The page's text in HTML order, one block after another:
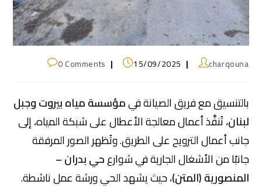
charqouna
15/09/2025
0 Comments
بالتنسيق مع فريق الصيانة فيمؤسسة مياه بيروت وجبل
لبنان، تُنفَّذ أعمال معالجة الأعطال على شبكة المياه، إلى
جانب أعمال الترويح على الطريق. وتُظهر الصور المرفقة
جانبًا من الأشغال الجارية في شوارعحي بدران –
المنصورية (المتن)، حيث يشهد الحي ورشة عمل ناشطة.